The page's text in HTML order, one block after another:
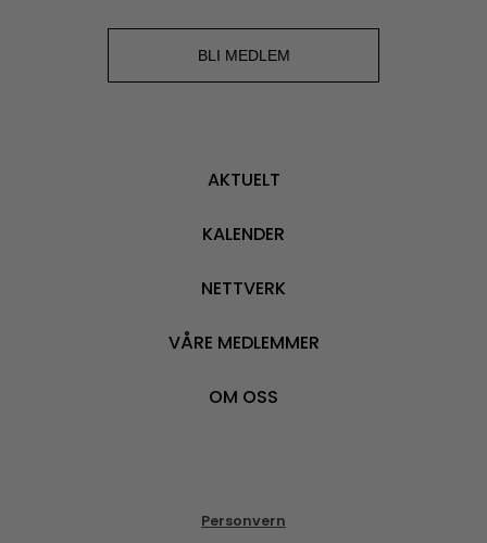
BLI MEDLEM
AKTUELT
KALENDER
NETTVERK
VÅRE MEDLEMMER
OM OSS
Personvern